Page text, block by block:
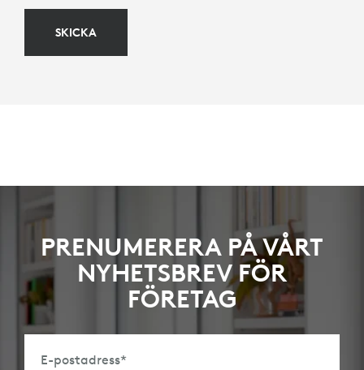
SKICKA
PRENUMERERA PÅ VÅRT
NYHETSBREV FÖR
FÖRETAG
E-postadress*